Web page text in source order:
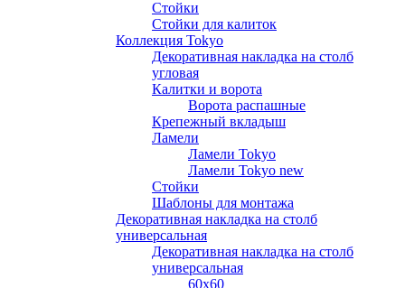
Стойки
Стойки для калиток
Коллекция Tokyo
Декоративная накладка на столб
угловая
Калитки и ворота
Ворота распашные
Крепежный вкладыш
Ламели
Ламели Tokyo
Ламели Tokyo new
Стойки
Шаблоны для монтажа
Декоративная накладка на столб
универсальная
Декоративная накладка на столб
универсальная
60х60